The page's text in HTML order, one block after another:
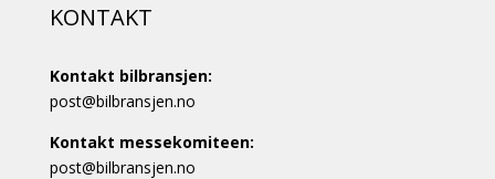
KONTAKT
Kontakt bilbransjen:
post@bilbransjen.no
Kontakt messekomiteen:
post@bilbransjen.no